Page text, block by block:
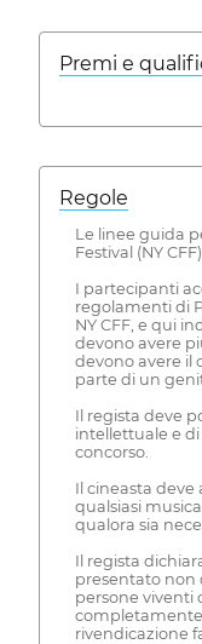
Premi e
Regole
Le linee guida
Festival (NY
I partecipanti
regolamenti di
NY CFF, e qui
devono avere
devono avere il
parte di un
Il regista deve
intellettuale e
concorso.
Il cineasta deve
qualsiasi
qualora sia
Il regista
presentato non
persone viventi
completamente
rivendicazione